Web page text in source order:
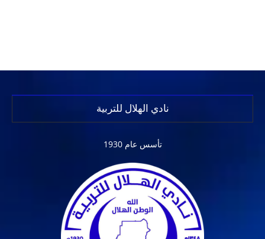
نادي الهلال للتربية
تأسس عام 1930